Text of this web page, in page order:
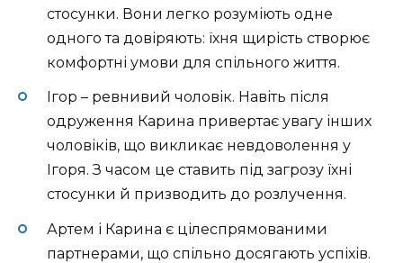
стосунки. Вони легко розуміють одне
одного та довіряють: їхня щирість створює
комфортні умови для спільного життя.
Ігор – ревнивий чоловік. Навіть після
одруження Карина привертає увагу інших
чоловіків, що викликає невдоволення у
Ігоря. З часом це ставить під загрозу їхні
стосунки й призводить до розлучення.
Артем і Карина є цілеспрямованими
партнерами, що спільно досягають успіхів.